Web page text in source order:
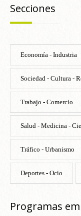
Secciones
Economía - Industria
Sociedad - Cultura -
Trabajo - Comercio
Salud - Medicina -
Tráfico - Urbanismo
Deportes - Ocio
Programas